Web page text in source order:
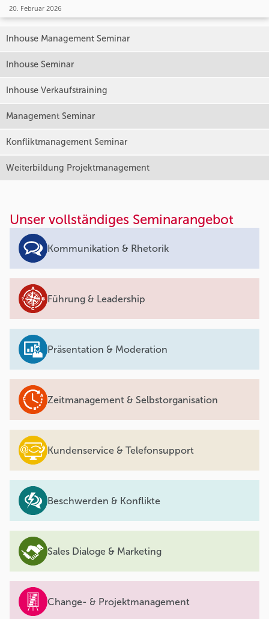
20. Februar 2026
Inhouse Management Seminar
Inhouse Seminar
Inhouse Verkaufstraining
Management Seminar
Konfliktmanagement Seminar
Weiterbildung Projektmanagement
Unser vollständiges Seminarangebot
Kommunikation & Rhetorik
Führung & Leadership
Präsentation & Moderation
Zeitmanagement & Selbstorganisation
Kundenservice & Telefonsupport
Beschwerden & Konflikte
Sales Dialoge & Marketing
Change- & Projektmanagement